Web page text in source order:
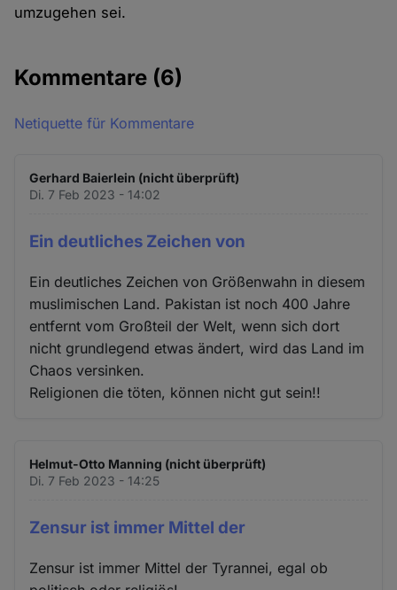
umzugehen sei.
Kommentare (6)
Netiquette für Kommentare
Gerhard Baierlein (nicht überprüft)
Di. 7 Feb 2023 - 14:02
Ein deutliches Zeichen von
Ein deutliches Zeichen von Größenwahn in diesem
muslimischen Land. Pakistan ist noch 400 Jahre
entfernt vom Großteil der Welt, wenn sich dort
nicht grundlegend etwas ändert, wird das Land im
Chaos versinken.
Religionen die töten, können nicht gut sein!!
Helmut-Otto Manning (nicht überprüft)
Di. 7 Feb 2023 - 14:25
Zensur ist immer Mittel der
Zensur ist immer Mittel der Tyrannei, egal ob